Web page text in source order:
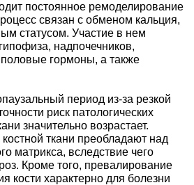
постоянное ремоделирование
связан с обменом кальция,
статусом. Участие в нем
надпочечников,
гормоны, а также
период из-за резкой
риск патологических
значительно возрастает.
ткани преобладают над
матрикса, вследствие чего
Кроме того, превалирование
кости характерно для болезни